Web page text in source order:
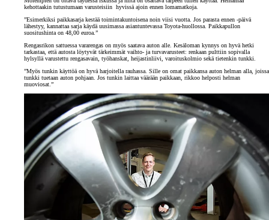
kehottaakin tutustumaan varusteisiin hyvissä ajoin ennen lomamatkoja.
”Esimerkiksi paikkasarja kestää toimintakuntoisena noin viisi vuotta. Jos parasta ennen -päivä
lähestyy, kannattaa sarja käydä uusimassa asiantuntevassa Toyota-huollossa. Paikkapullon
suositushinta on 48,00 euroa.”
Rengasrikon sattuessa vararengas on myös saatava auton alle. Kesäloman kynnys on hyvä hetki
tarkastaa, että autosta löytyvät tärkeimmät vaihto- ja turvavarusteet: renkaan pulttiin sopivalla
hylsyllä varustettu rengasavain, työhanskat, heijastinliivi, varoituskolmio sekä tietenkin tunkki.
”Myös tunkin käyttöä on hyvä harjoitella rauhassa. Sille on omat paikkansa auton helman alla, joissa
tunkki tuetaan auton pohjaan. Jos tunkin laittaa väärään paikkaan, rikkoo helposti helman
muoviosat.”